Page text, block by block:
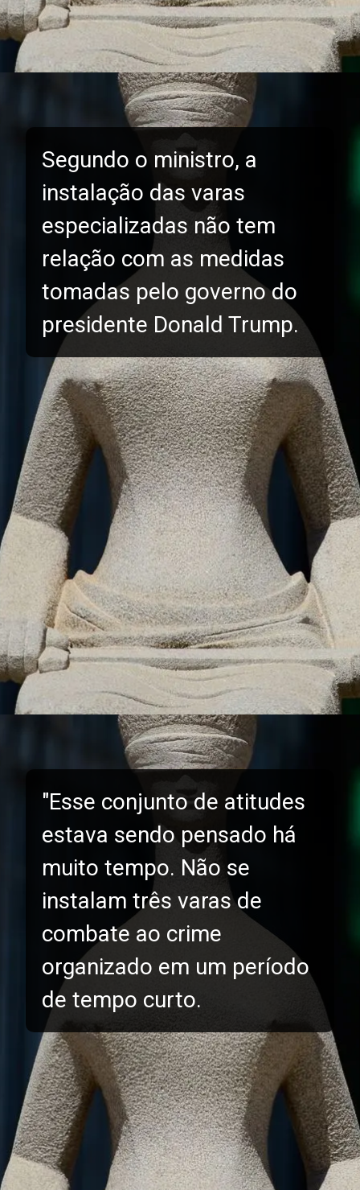
Segundo o ministro, a
instalação das varas
especializadas não tem
relação com as medidas
tomadas pelo governo do
presidente Donald Trump.
"Esse conjunto de atitudes
estava sendo pensado há
muito tempo. Não se
instalam três varas de
combate ao crime
organizado em um período
de tempo curto.